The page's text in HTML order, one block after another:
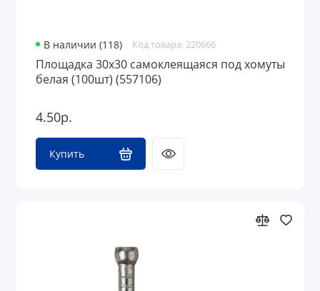
В наличии (118) Код товара: 220666
Площадка 30х30 самоклеящаяся под хомуты
белая (100шт) (557106)
4.50р.
Купить